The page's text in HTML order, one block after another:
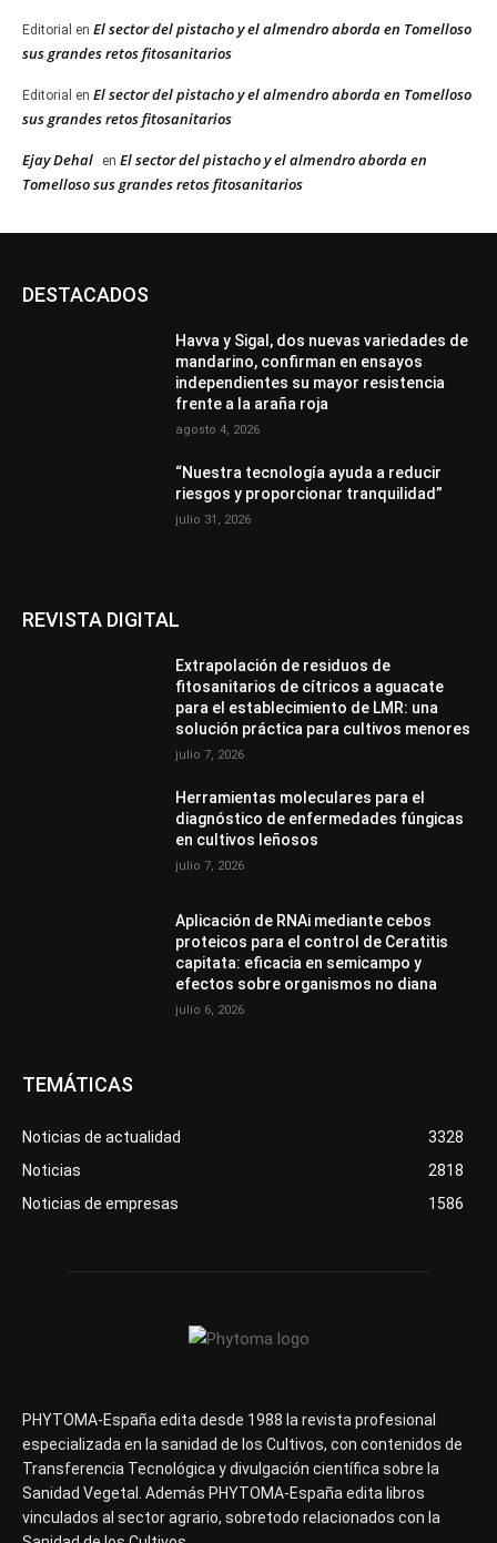
Editorial en El sector del pistacho y el almendro aborda en Tomelloso
sus grandes retos fitosanitarios
Editorial en El sector del pistacho y el almendro aborda en Tomelloso
sus grandes retos fitosanitarios
Ejay Dehal en El sector del pistacho y el almendro aborda en
Tomelloso sus grandes retos fitosanitarios
DESTACADOS
Havva y Sigal, dos nuevas variedades de
mandarino, confirman en ensayos
independientes su mayor resistencia
frente a la araña roja
agosto 4, 2026
“Nuestra tecnología ayuda a reducir
riesgos y proporcionar tranquilidad”
julio 31, 2026
REVISTA DIGITAL
Extrapolación de residuos de
fitosanitarios de cítricos a aguacate
para el establecimiento de LMR: una
solución práctica para cultivos menores
julio 7, 2026
Herramientas moleculares para el
diagnóstico de enfermedades fúngicas
en cultivos leñosos
julio 7, 2026
Aplicación de RNAi mediante cebos
proteicos para el control de Ceratitis
capitata: eficacia en semicampo y
efectos sobre organismos no diana
julio 6, 2026
TEMÁTICAS
Noticias de actualidad
3328
Noticias
2818
Noticias de empresas
1586
PHYTOMA-España edita desde 1988 la revista profesional
especializada en la sanidad de los Cultivos, con contenidos de
Transferencia Tecnológica y divulgación científica sobre la
Sanidad Vegetal. Además PHYTOMA-España edita libros
vinculados al sector agrario, sobretodo relacionados con la